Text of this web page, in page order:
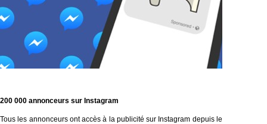
200 000 annonceurs sur Instagram
Tous les annonceurs ont accès à la publicité sur Instagram depuis le